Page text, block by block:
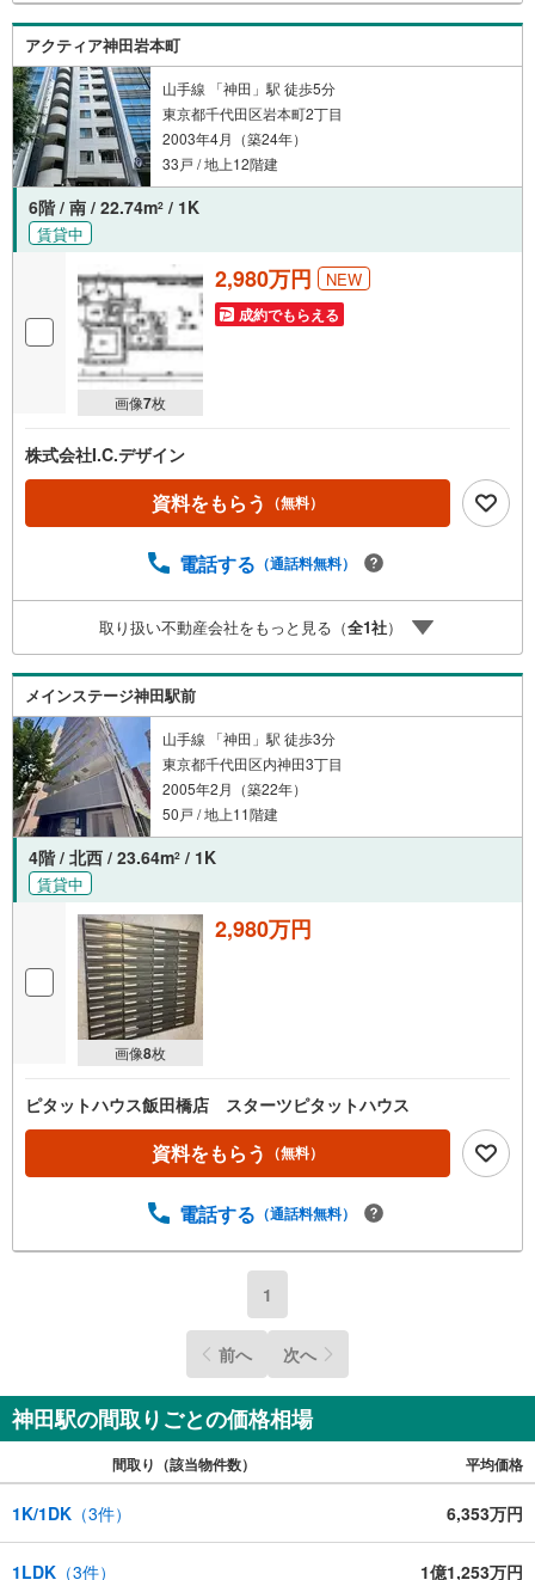
い合わせください。※記載賃料等の収入や利回りは、将来に
わたり、得られることを保証するものではありません。※賃
料等については、賃貸中のものについては現在の賃料等
で、空室または所有者居住中等のものについては、周辺の
賃料相場に基づき、満室時を想定して表示しています。
アクティア神田岩本町
山手線 「神田」駅 徒歩5分
東京都千代田区岩本町2丁目
2003年4月（築24年）
33戸 / 地上12階建
6階 / 南 / 22.74m2 / 1K
賃貸中
画像7枚
2,980万円 NEW
成約でもらえる
株式会社I.C.デザイン
資料をもらう （無料）
電話する （通話料無料）
取り扱い不動産会社をもっと見る（全1社）
メインステージ神田駅前
山手線 「神田」駅 徒歩3分
東京都千代田区内神田3丁目
2005年2月（築22年）
50戸 / 地上11階建
4階 / 北西 / 23.64m2 / 1K
賃貸中
画像8枚
2,980万円
ピタットハウス飯田橋店 スターツピタットハウス
資料をもらう （無料）
電話する （通話料無料）
1
前へ 次へ
神田駅の間取りごとの価格相場
間取り（該当物件数） 平均価格
1K/1DK （3件） 6,353万円
1LDK （3件） 1億1,253万円